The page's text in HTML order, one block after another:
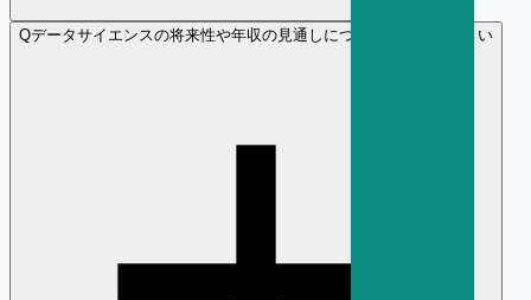
Qデータサイエンスの将来性や年収の見通しについて教えてください